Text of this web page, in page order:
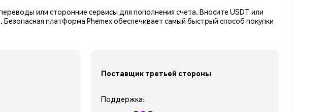
или сторонние сервисы для пополнения счета. Вносите USDT или
платформа Phemex обеспечивает самый быстрый способ покупки
Поставщик третьей стороны
Поддержка: